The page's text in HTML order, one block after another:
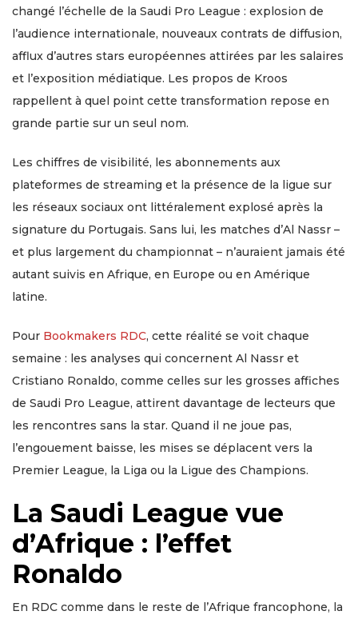
changé l’échelle de la Saudi Pro League : explosion de
l’audience internationale, nouveaux contrats de diffusion,
afflux d’autres stars européennes attirées par les salaires
et l’exposition médiatique. Les propos de Kroos
rappellent à quel point cette transformation repose en
grande partie sur un seul nom.
Les chiffres de visibilité, les abonnements aux
plateformes de streaming et la présence de la ligue sur
les réseaux sociaux ont littéralement explosé après la
signature du Portugais. Sans lui, les matches d’Al Nassr –
et plus largement du championnat – n’auraient jamais été
autant suivis en Afrique, en Europe ou en Amérique
latine.
Pour Bookmakers RDC, cette réalité se voit chaque
semaine : les analyses qui concernent Al Nassr et
Cristiano Ronaldo, comme celles sur les grosses affiches
de Saudi Pro League, attirent davantage de lecteurs que
les rencontres sans la star. Quand il ne joue pas,
l’engouement baisse, les mises se déplacent vers la
Premier League, la Liga ou la Ligue des Champions.
La Saudi League vue
d’Afrique : l’effet
Ronaldo
En RDC comme dans le reste de l’Afrique francophone, la